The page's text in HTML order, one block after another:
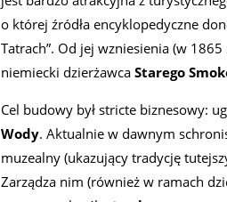
o której źródła encyklopedyczne
Tatrach”. Od jej wzniesienia (w
niemiecki dzierżawca Starego
Cel budowy był stricte biznesowy:
Wody. Aktualnie w dawnym
muzealny (ukazujący tradycję
Zarządza nim (również w ramach